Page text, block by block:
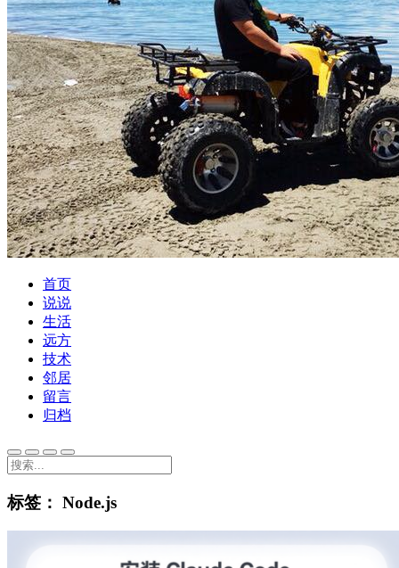
首页
说说
生活
远方
技术
邻居
留言
归档
标签： Node.js